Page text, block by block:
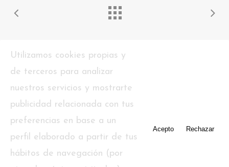
twitter facebook pinterest youtube
Utilizamos cookies propias y
de terceros para analizar
nuestros servicios y mostrarte
publicidad relacionada con tus
preferencias en base a un
perfil elaborado a partir de tus
hábitos de navegación (por
Acepto Rechazar